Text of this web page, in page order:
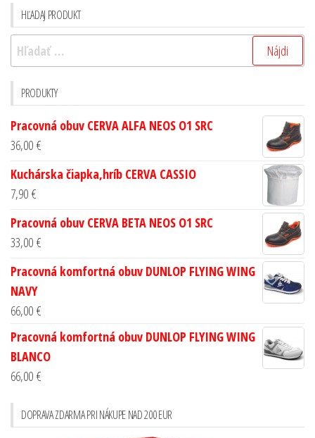
HĽADAJ PRODUKT
PRODUKTY
Pracovná obuv CERVA ALFA NEOS O1 SRC
36,00 €
Kuchárska čiapka,hríb CERVA CASSIO
7,90 €
Pracovná obuv CERVA BETA NEOS O1 SRC
33,00 €
Pracovná komfortná obuv DUNLOP FLYING WING
NAVY
66,00 €
Pracovná komfortná obuv DUNLOP FLYING WING
BLANCO
66,00 €
DOPRAVA ZDARMA PRI NÁKUPE NAD 200 EUR